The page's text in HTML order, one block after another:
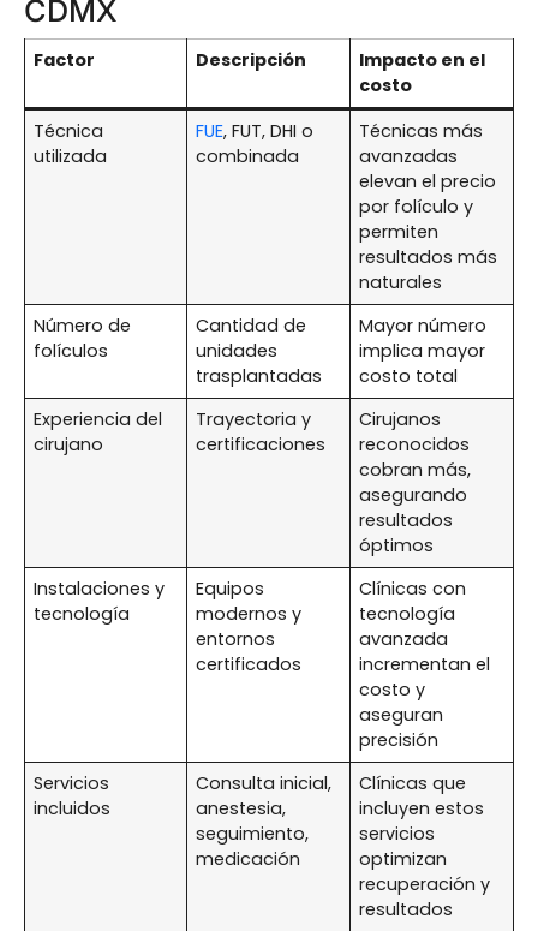
CDMX
Factor Descripción
Impacto en el
costo
Técnica
utilizada
FUE, FUT, DHI o
combinada
Técnicas más
avanzadas
elevan el precio
por folículo y
permiten
resultados más
naturales
Número de
folículos
Cantidad de
unidades
trasplantadas
Mayor número
implica mayor
costo total
Experiencia del
cirujano
Trayectoria y
certificaciones
Cirujanos
reconocidos
cobran más,
asegurando
resultados
óptimos
Instalaciones y
tecnología
Equipos
modernos y
entornos
certificados
Clínicas con
tecnología
avanzada
incrementan el
costo y
aseguran
precisión
Servicios
incluidos
Consulta inicial,
anestesia,
seguimiento,
medicación
Clínicas que
incluyen estos
servicios
optimizan
recuperación y
resultados